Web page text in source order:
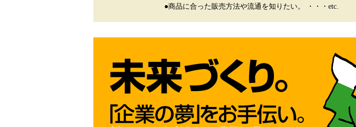
●商品に合った販売方法や流通を知りたい。 ・・・etc.